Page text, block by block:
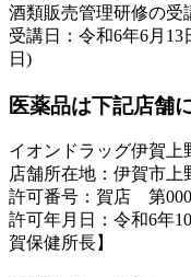
酒類販売管理研修の受
受講日：令和6年6月
日)
医薬品は下記店舗
イオンドラッグ伊賀上
店舗所在地：伊賀市上
許可番号：賀店 第
許可年月日：令和6年
賀保健所長】